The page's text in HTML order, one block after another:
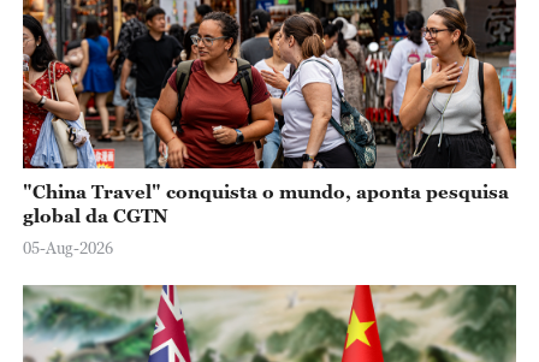
"China Travel" conquista o mundo, aponta pesquisa
global da CGTN
05-Aug-2026